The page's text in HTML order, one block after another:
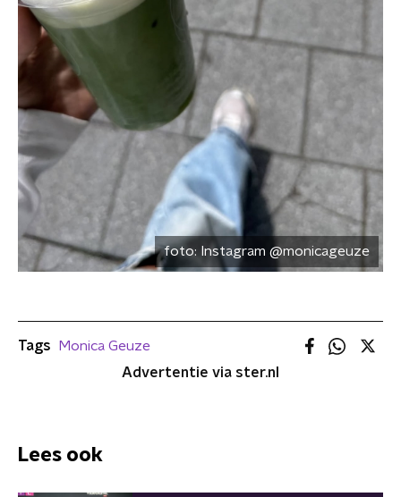
foto: Instagram @monicageuze
Tags
Monica Geuze
Advertentie via ster.nl
Lees ook